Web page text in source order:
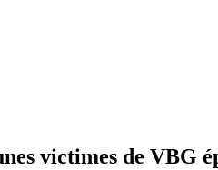
victimes de VBG